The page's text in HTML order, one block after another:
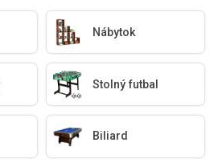
Nábytok
Stolný futbal
Biliard